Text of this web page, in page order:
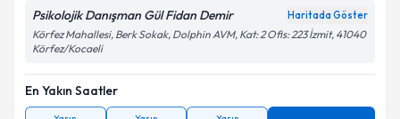
Psikolojik Danışman Gül Fidan Demir Haritada Göster
Körfez Mahallesi, Berk Sokak, Dolphin AVM, Kat: 2 Ofis: 223 İzmit, 41040
Körfez/Kocaeli
En Yakın Saatler